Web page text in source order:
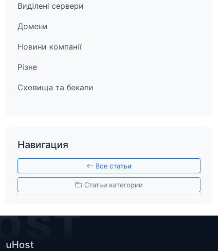
Виділені сервери
Домени
Новини компанії
Різне
Сховища та бекапи
Навигация
Все статьи
Статьи категории
uHost